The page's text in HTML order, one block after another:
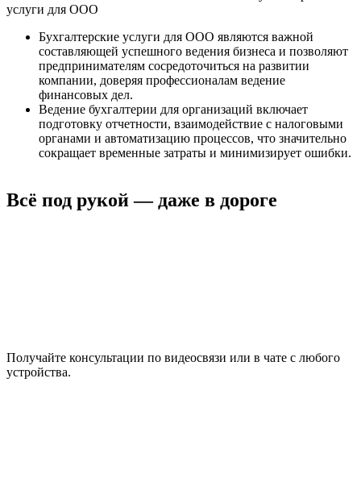
услуги для ООО
Бухгалтерские услуги для ООО являются важной
составляющей успешного ведения бизнеса и позволяют
предпринимателям сосредоточиться на развитии
компании, доверяя профессионалам ведение
финансовых дел.
Ведение бухгалтерии для организаций включает
подготовку отчетности, взаимодействие с налоговыми
органами и автоматизацию процессов, что значительно
сокращает временные затраты и минимизирует ошибки.
Всё под рукой — даже в дороге
Получайте консультации по видеосвязи или в чате с любого
устройства.